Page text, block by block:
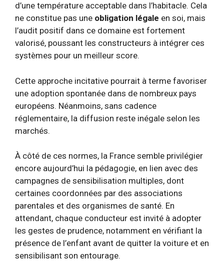
d’une température acceptable dans l’habitacle. Cela
ne constitue pas une obligation légale en soi, mais
l’audit positif dans ce domaine est fortement
valorisé, poussant les constructeurs à intégrer ces
systèmes pour un meilleur score.
Cette approche incitative pourrait à terme favoriser
une adoption spontanée dans de nombreux pays
européens. Néanmoins, sans cadence
réglementaire, la diffusion reste inégale selon les
marchés.
À côté de ces normes, la France semble privilégier
encore aujourd’hui la pédagogie, en lien avec des
campagnes de sensibilisation multiples, dont
certaines coordonnées par des associations
parentales et des organismes de santé. En
attendant, chaque conducteur est invité à adopter
les gestes de prudence, notamment en vérifiant la
présence de l’enfant avant de quitter la voiture et en
sensibilisant son entourage.